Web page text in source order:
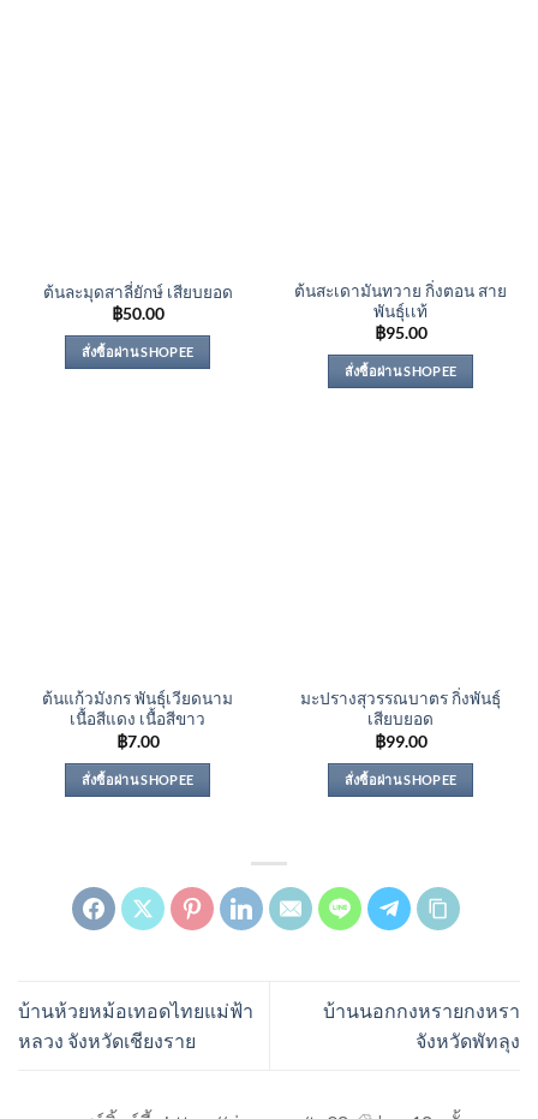
ต้นละมุดสาลี่ยักษ์ เสียบยอด
฿50.00
สั่งซื้อผ่าน SHOPEE
ต้นสะเดามันทวาย กิ่งตอน สาย
พันธุ์เเท้
฿95.00
สั่งซื้อผ่าน SHOPEE
ต้นแก้วมังกร พันธุ์เวียดนาม
เนื้อสีแดง เนื้อสีขาว
฿7.00
สั่งซื้อผ่าน SHOPEE
มะปรางสุวรรณบาตร กิ่งพันธุ์
เสียบยอด
฿99.00
สั่งซื้อผ่าน SHOPEE
บ้านห้วยหม้อเทอดไทยแม่ฟ้า
หลวง จังหวัดเชียงราย
บ้านนอกกงหรายกงหรา
จังหวัดพัทลุง